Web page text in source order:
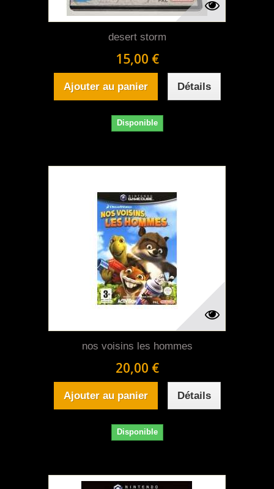
desert storm
15,00 €
Ajouter au panier Détails
Disponible
nos voisins les hommes
20,00 €
Ajouter au panier Détails
Disponible